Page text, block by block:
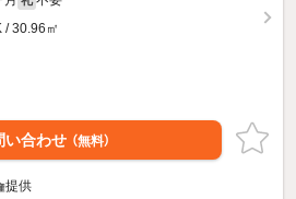
/ 30.96㎡
い合わせ （無料）
提供